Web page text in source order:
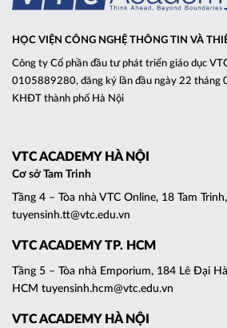
HỌC VIỆN CÔNG NGHỆ THÔNG TIN VÀ
Công ty Cổ phần đầu tư phát triển giáo dục
0105889280, đăng ký lần đầu ngày 22 tháng
KHĐT thành phố Hà Nội
VTC ACADEMY HÀ NỘI
Cơ sở Tam Trinh
Tầng 4 – Tòa nhà VTC Online, 18 Tam
tuyensinh.tt@vtc.edu.vn
VTC ACADEMY TP. HCM
Tầng 5 – Tòa nhà Emporium, 184 Lê Đại
HCM tuyensinh.hcm@vtc.edu.vn
VTC ACADEMY HÀ NỘI